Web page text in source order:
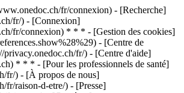
fr/connexion) - [Recherche]
fr/) - [Connexion]
fr/connexion) * * * - [Gestion des cookies]
- [Centre de
privacy.onedoc.ch/fr/) - [Centre d'aide]
* * * - [Pour les professionnels de santé]
fr/) - [À propos de nous]
fr/raison-d-etre/) - [Presse]